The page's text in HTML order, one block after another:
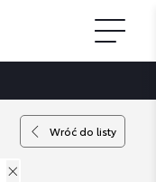
Wróć do listy